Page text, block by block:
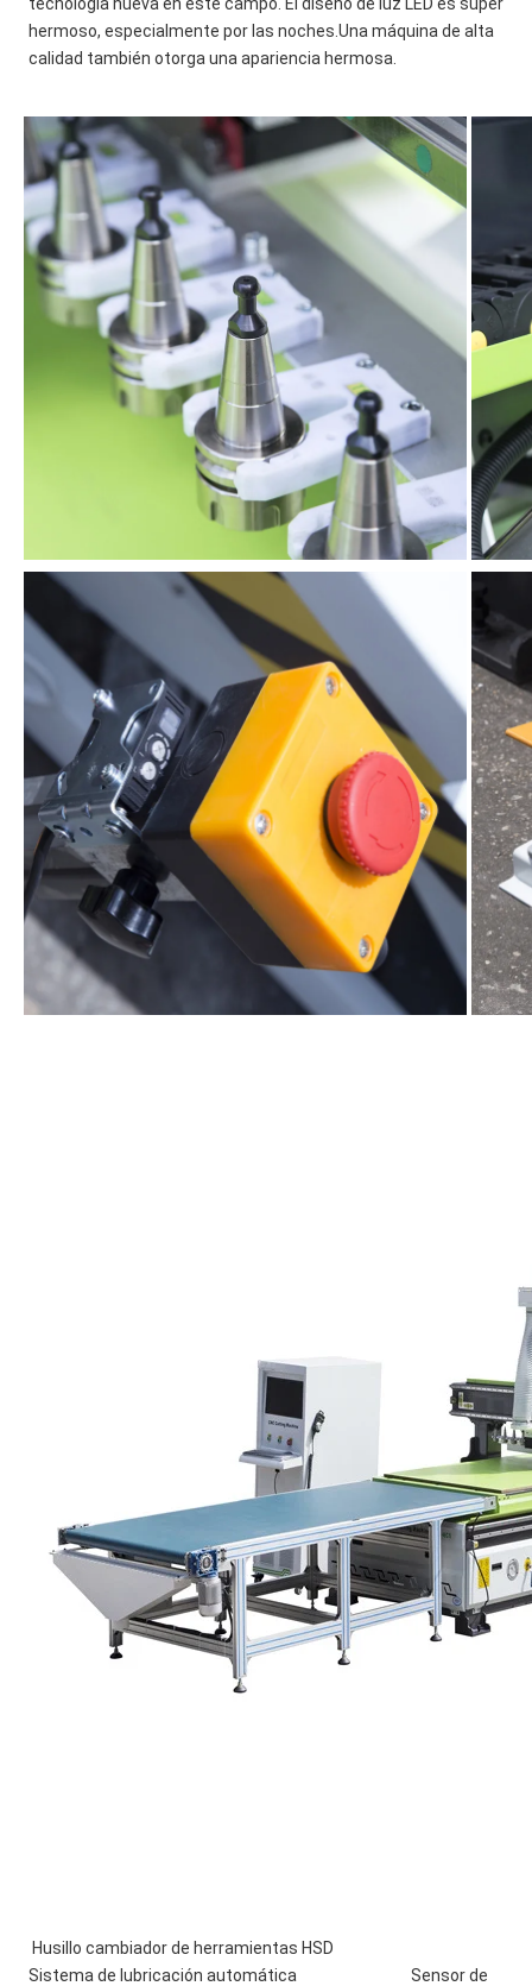
hermoso, especialmente por las noches.Una máquina de alta
calidad también otorga una apariencia hermosa.
Sistema de lubricación automática                                Sensor de